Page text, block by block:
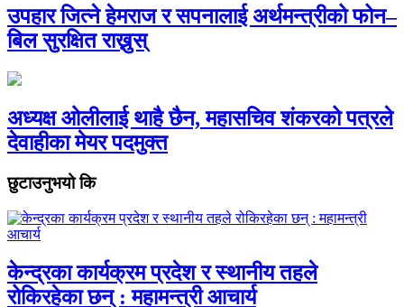
उपहार जित्ने हेमराज र सपनालाई अर्थमन्त्रीको फोन–
बिल सुरक्षित राख्नुस्
अध्यक्ष ओलीलाई थाहै छैन, महासचिव शंकरको पत्रले
देवाहीका मेयर पदमुक्त
छुटाउनुभयो कि
केन्द्रका कार्यक्रम प्रदेश र स्थानीय तहले
रोकिरहेका छन् : महामन्त्री आचार्य